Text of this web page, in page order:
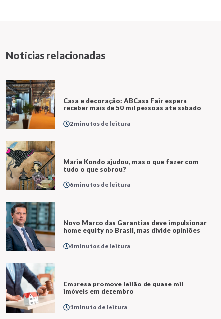
Notícias relacionadas
Casa e decoração: ABCasa Fair espera
receber mais de 50 mil pessoas até sábado
2 minutos de leitura
Marie Kondo ajudou, mas o que fazer com
tudo o que sobrou?
6 minutos de leitura
Novo Marco das Garantias deve impulsionar
home equity no Brasil, mas divide opiniões
4 minutos de leitura
Empresa promove leilão de quase mil
imóveis em dezembro
1 minuto de leitura